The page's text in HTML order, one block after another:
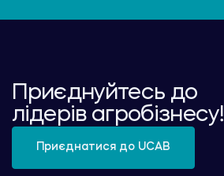
Приєднуйтесь до
лідерів агробізнесу!
Приєднатися до UCAB